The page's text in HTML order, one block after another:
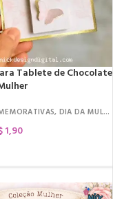
Tablete de Chocolate
, DIA DA MULHER
1,90